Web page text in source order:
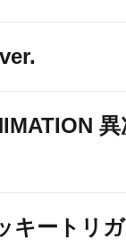
キートリ